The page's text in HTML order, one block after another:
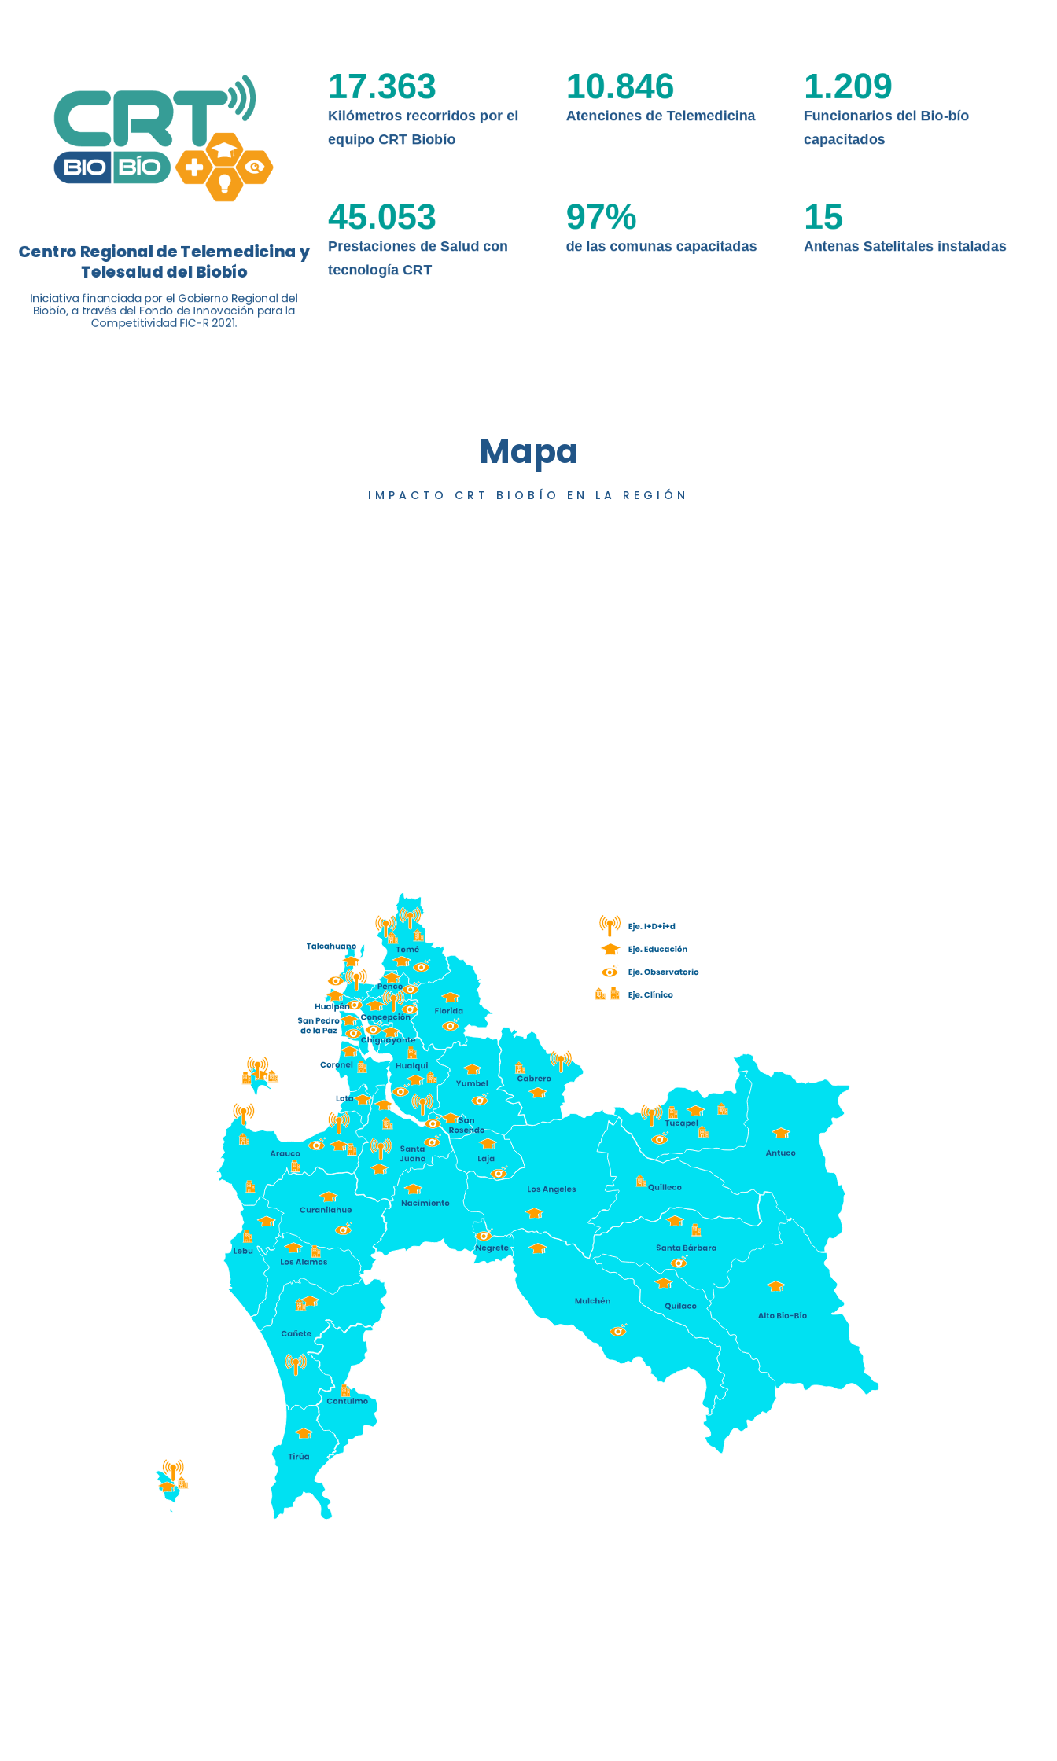
ABORDAJE CLÍNICO EN
MDPA
balance de tres años acercando la salud digital a los habitantes...
Leer más
Centro Regional de Telemedicina y
Telesalud del Biobío
Iniciativa financiada por el Gobierno Regional del
Biobío, a través del Fondo de Innovación para la
Competitividad FIC-R 2021.
Kilómetros recorridos por el
equipo CRT Biobío
17.363
Atenciones de Telemedicina
10.846
Funcionarios del Bio-bío
capacitados
1.209
Prestaciones de Salud con
tecnología CRT
45.053
de las comunas capacitadas
97%
Antenas Satelitales instaladas
15
Mapa
IMPACTO CRT BIOBÍO EN LA REGIÓN